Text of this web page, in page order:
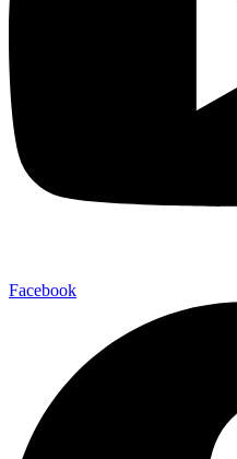
Facebook